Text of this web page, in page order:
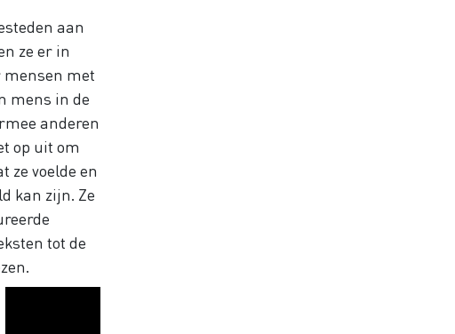
aan
ze er in
mensen met
mens in de
anderen
op uit om
ze voelde en
kan zijn. Ze
tot de